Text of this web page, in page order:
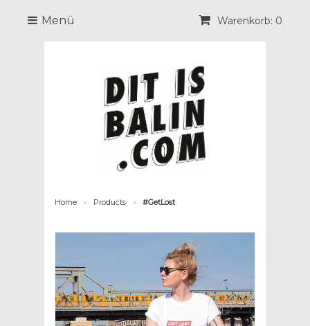
Warenkorb: 0
Menü
Home > Products > #GetLost